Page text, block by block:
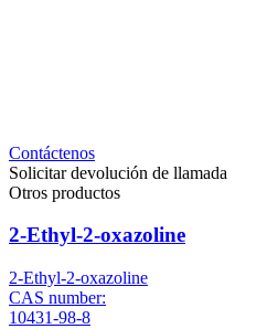
Contáctenos
Solicitar devolución de llamada
Otros productos
2-Ethyl-2-oxazoline
2-Ethyl-2-oxazoline
CAS number:
10431-98-8